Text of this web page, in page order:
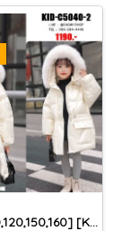
[พร้อมส่ง 110,120,150,160] [KID-C5040-2] เสื้อโค้ทกันหนาวเด็กขนเป็ดสีขาว แขนยาว มีกระเป๋าสองข้าง แบบซิปด้านหน้า หมวกฮู้ดติดเฟอร์ฟรุ้งฟริ้งใส่ติดลบกันหนาว เล่นหิมะได้ค่ะ